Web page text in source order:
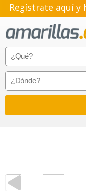
Regístrate aquí y